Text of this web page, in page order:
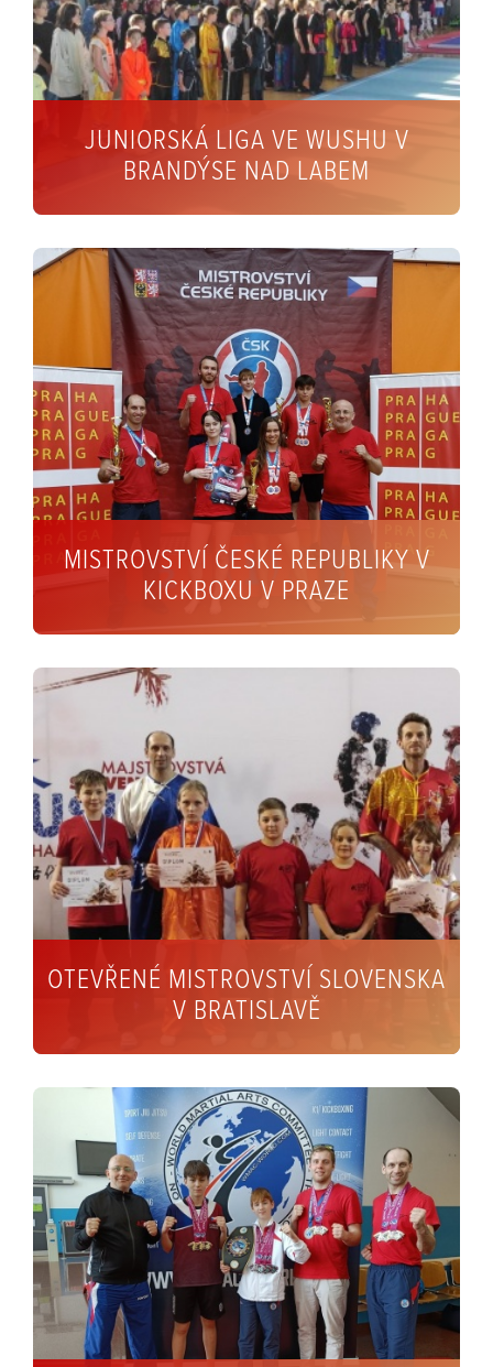
JUNIORSKÁ LIGA VE WUSHU V
BRANDÝSE NAD LABEM
MISTROVSTVÍ ČESKÉ REPUBLIKY V
KICKBOXU V PRAZE
OTEVŘENÉ MISTROVSTVÍ SLOVENSKA
V BRATISLAVĚ